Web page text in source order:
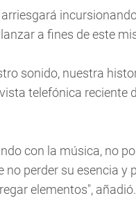
a fines de este
sonido, nuestra
telefónica reciente
con la música, no
perder su esencia y
elementos",